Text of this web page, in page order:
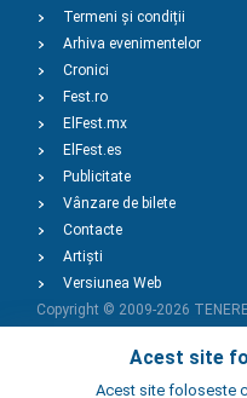
Acest site
Acest site foloseste
Termeni și condiții
Arhiva evenimentelor
Cronici
Fest.ro
ElFest.mx
ElFest.es
Publicitate
Vânzare de bilete
Contacte
Artiști
Versiunea Web
Copyright © 2009-2026